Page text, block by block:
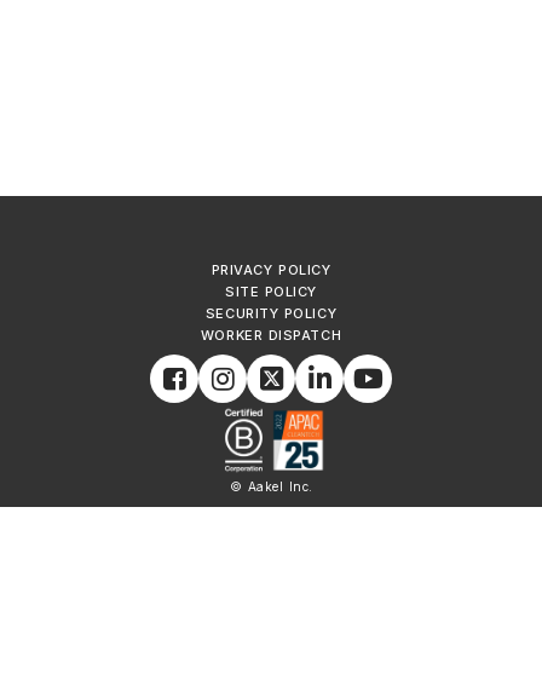
PRIVACY POLICY
SITE POLICY
SECURITY POLICY
WORKER DISPATCH
© Aakel Inc.